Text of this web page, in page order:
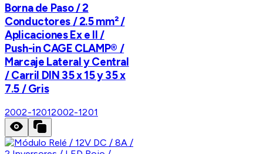
Borna de Paso / 2
Conductores / 2.5 mm² /
Aplicaciones Ex e II /
Push-in CAGE CLAMP® /
Marcaje Lateral y Central
/ Carril DIN 35 x 15 y 35 x
7.5 / Gris
2002-12012002-1201